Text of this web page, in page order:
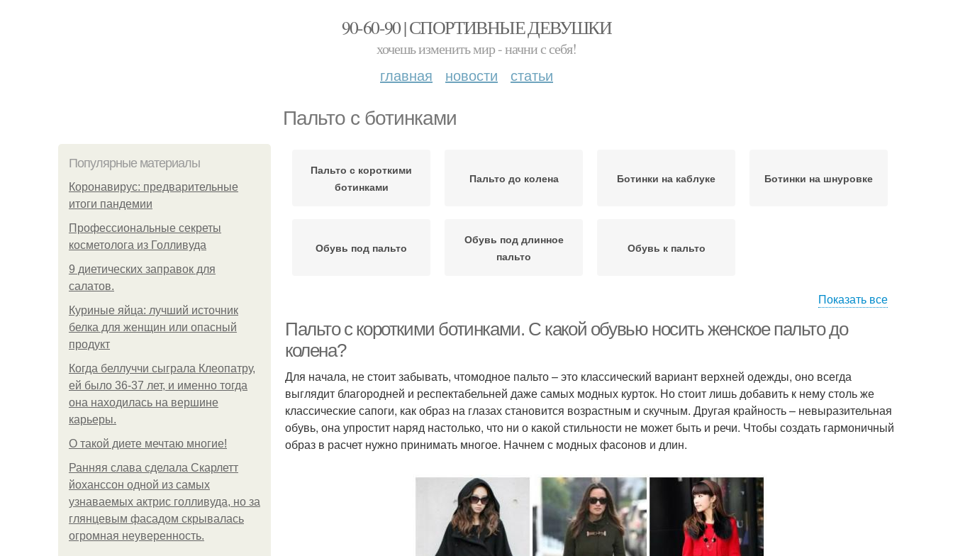
90-60-90 | СПОРТИВНЫЕ ДЕВУШКИ
хочешь изменить мир - начни с себя!
главная новости статьи
Пальто с ботинками
Популярные материалы
Коронавирус: предварительные
итоги пандемии
Профессиональные секреты
косметолога из Голливуда
9 диетических заправок для
салатов.
Куриные яйца: лучший источник
белка для женщин или опасный
продукт
Когда беллуччи сыграла Клеопатру,
ей было 36-37 лет, и именно тогда
она находилась на вершине
карьеры.
О такой диете мечтаю многие!
Ранняя слава сделала Скарлетт
йоханссон одной из самых
узнаваемых актрис голливуда, но за
глянцевым фасадом скрывалась
огромная неуверенность.
Пальто с короткими
ботинками
Пальто до колена Ботинки на каблуке Ботинки на шнуровке
Обувь под пальто
Обувь под длинное
пальто
Обувь к пальто
Показать все
Пальто с короткими ботинками. С какой обувью носить женское пальто до
колена?
Для начала, не стоит забывать, чтомодное пальто – это классический вариант верхней одежды, оно всегда
выглядит благородней и респектабельней даже самых модных курток. Но стоит лишь добавить к нему столь же
классические сапоги, как образ на глазах становится возрастным и скучным. Другая крайность – невыразительная
обувь, она упростит наряд настолько, что ни о какой стильности не может быть и речи. Чтобы создать гармоничный
образ в расчет нужно принимать многое. Начнем с модных фасонов и длин.